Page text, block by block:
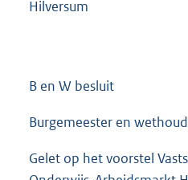
Hilversum
B en W besluit
Burgemeester en
Gelet op het voorstel